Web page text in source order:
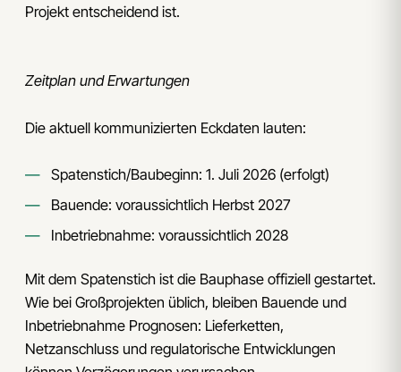
Projekt entscheidend ist.
Zeitplan und Erwartungen
Die aktuell kommunizierten Eckdaten lauten:
Spatenstich/Baubeginn: 1. Juli 2026 (erfolgt)
Bauende: voraussichtlich Herbst 2027
Inbetriebnahme: voraussichtlich 2028
Mit dem Spatenstich ist die Bauphase offiziell gestartet.
Wie bei Großprojekten üblich, bleiben Bauende und
Inbetriebnahme Prognosen: Lieferketten,
Netzanschluss und regulatorische Entwicklungen